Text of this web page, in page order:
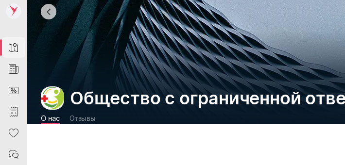
Map
News
DiscountCard
Purchases
Heart
Contacts
Общество с ограниченной
О нас Отзывы